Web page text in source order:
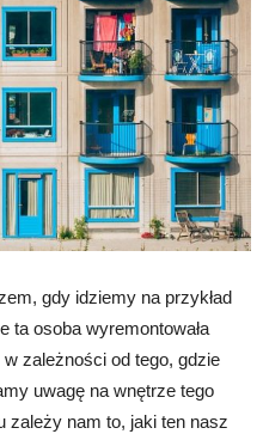
gdy idziemy na przykład
ta osoba wyremontowała
zależności od tego, gdzie
uwagę na wnętrze tego
zależy nam to, jaki ten nasz